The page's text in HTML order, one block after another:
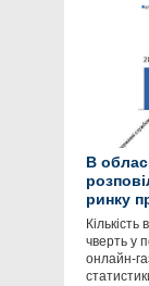
В
ринку
чверть у
онлайн-